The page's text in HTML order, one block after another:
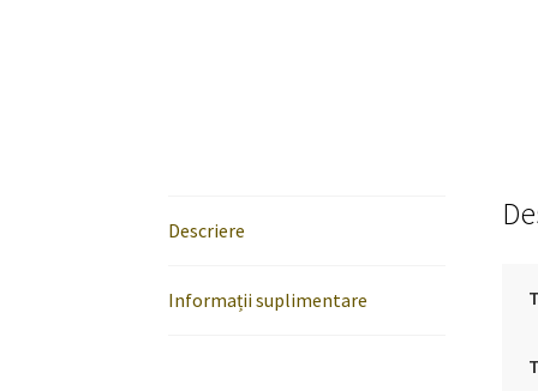
Descriere
Informații suplimentare